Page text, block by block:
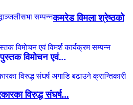
कमरेड विमला श्रेष्ठको
विमोचन एवं...
विरुद्ध संघर्ष...